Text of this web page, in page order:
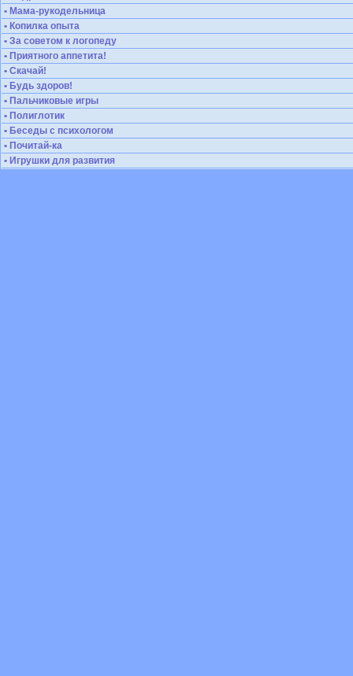
• Мама-рукодельница
• Копилка опыта
• За советом к логопеду
• Приятного аппетита!
• Скачай!
• Будь здоров!
• Пальчиковые игры
• Полиглотик
• Беседы с психологом
• Почитай-ка
• Игрушки для развития